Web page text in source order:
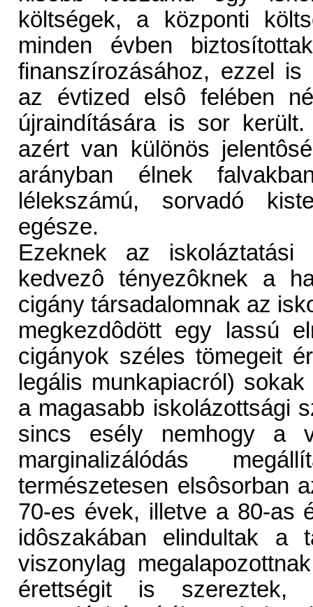
költségek, a központi
minden évben
finanszírozásához, ezzel
az évtized elsô felében
újraindítására is sor
azért van különös
arányban élnek
lélekszámú, sorvadó
egésze.
Ezeknek az iskoláztatási
kedvezô tényezôknek a
cigány társadalomnak az
megkezdôdött egy lassú
cigányok széles tömegeit
legális munkapiacról)
a magasabb iskolázottsági
sincs esély nemhogy a
marginalizálódás
természetesen elsôsorban
70-es évek, illetve a 80-as
idôszakában elindultak a
viszonylag
érettségit is szereztek,